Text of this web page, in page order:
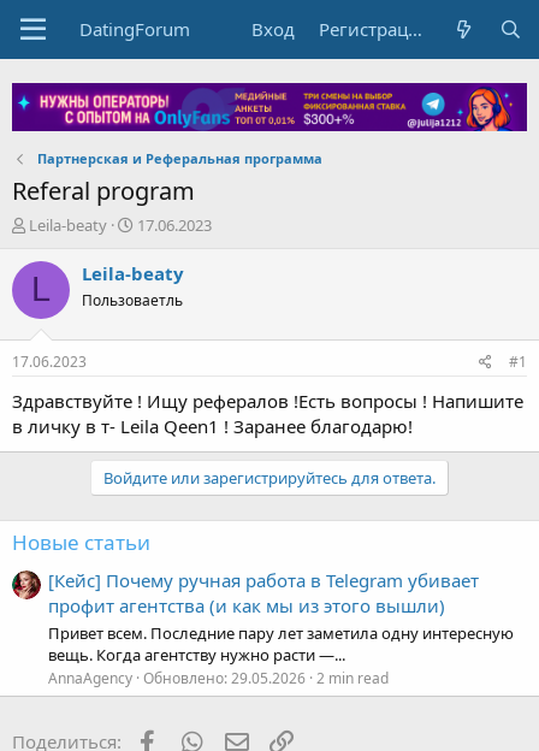
DatingForum Вход Регистрация
Партнерская и Реферальная программа
Referal program
А
т
р
е
ы
Leila-beaty
Д
т
н
л
а
17.06.2023
L Leila-beaty
Пользоваетль
17.06.2023 #1
Здравствуйте ! Ищу рефералов !Есть вопросы ! Напишите
в личку в т- Leila Qeen1 ! Заранее благодарю!
Войдите или зарегистрируйтесь для ответа.
Новые статьи
[Кейс] Почему ручная работа в Telegram убивает
профит агентства (и как мы из этого вышли)
Привет всем. Последние пару лет заметила одну интересную
вещь. Когда агентству нужно расти —...
AnnaAgency Обновлено:29.05.2026 2 min read
Поделиться: FacebookWhatsAppЭлектронная почта